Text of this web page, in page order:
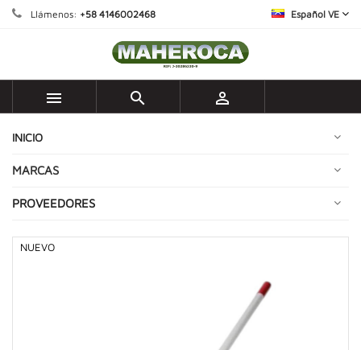
Llámenos: +58 4146002468 Español VE
  
INICIO
MARCAS
PROVEEDORES
NUEVO